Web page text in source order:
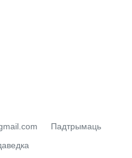
Падтрымаць